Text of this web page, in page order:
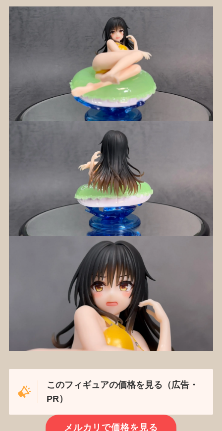
このフィギュアの価格を見る（広告・
PR）
メルカリで価格を見る